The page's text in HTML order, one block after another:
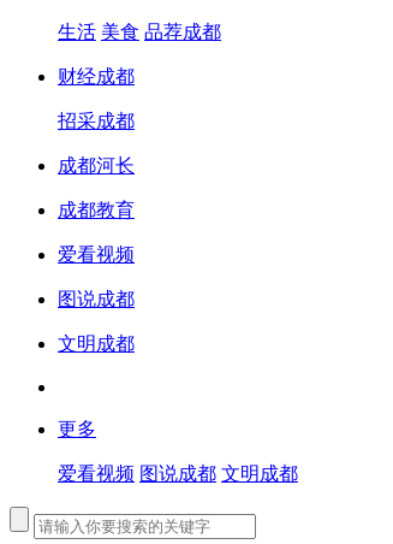
生活 美食 品荐成都
财经成都
招采成都
成都河长
成都教育
爱看视频
图说成都
文明成都
更多
爱看视频 图说成都 文明成都